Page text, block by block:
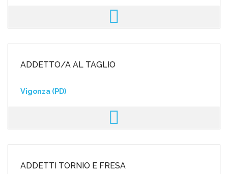
ADDETTO/A AL TAGLIO
Vigonza (PD)
ADDETTI TORNIO E FRESA